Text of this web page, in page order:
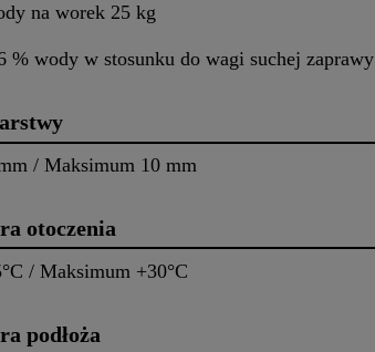
na worek 25 kg
% wody w stosunku do wagi suchej zaprawy
/ Maksimum 10 mm
otoczenia
/ Maksimum +30°C
podłoża